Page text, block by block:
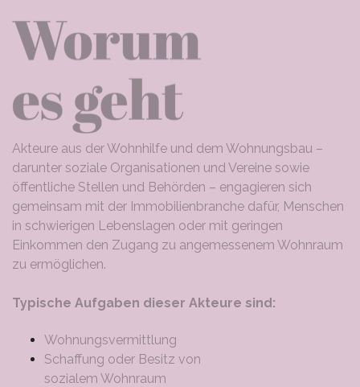
Akteure aus der Wohnhilfe und dem Wohnungsbau –
darunter soziale Organisationen und Vereine sowie
öffentliche Stellen und Behörden – engagieren sich
gemeinsam mit der Immobilienbranche dafür, Menschen
in schwierigen Lebenslagen oder mit geringen
Einkommen den Zugang zu angemessenem Wohnraum
zu ermöglichen.
Typische Aufgaben dieser Akteure sind:
Wohnungsvermittlung
Schaffung oder Besitz von
sozialem Wohnraum